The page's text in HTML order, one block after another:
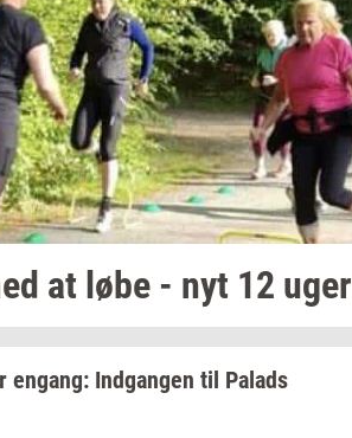
at løbe - nyt 12
en­gang: Ind­gan­gen til Pa­lads